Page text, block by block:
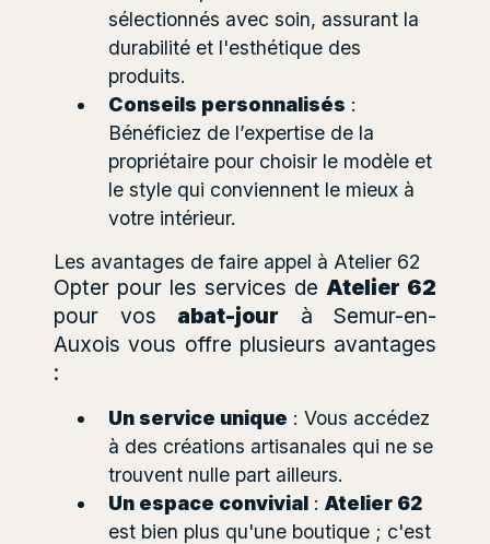
sélectionnés avec soin, assurant la
durabilité et l'esthétique des
produits.
Conseils personnalisés :
Bénéficiez de l’expertise de la
propriétaire pour choisir le modèle et
le style qui conviennent le mieux à
votre intérieur.
Les avantages de faire appel à Atelier 62
Opter pour les services de Atelier 62
pour vos abat-jour à Semur-en-
Auxois vous offre plusieurs avantages
:
Un service unique : Vous accédez
à des créations artisanales qui ne se
trouvent nulle part ailleurs.
Un espace convivial : Atelier 62
est bien plus qu'une boutique ; c'est